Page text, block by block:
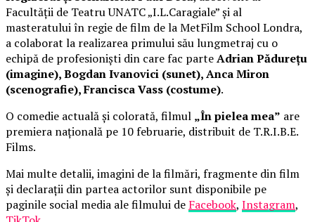
Facultății de Teatru UNATC „I.L.Caragiale” și al
masteratului în regie de film de la MetFilm School Londra,
a colaborat la realizarea primului său lungmetraj cu o
echipă de profesioniști din care fac parteAdrian Pădurețu
(imagine), Bogdan Ivanovici (sunet), Anca Miron
(scenografie), Francisca Vass (costume).
O comedie actuală și colorată, filmul „În pielea mea” are
premiera națională pe 10 februarie, distribuit de T.R.I.B.E.
Films.
Mai multe detalii, imagini de la filmări, fragmente din film
și declarații din partea actorilor sunt disponibile pe
paginile social media ale filmului de Facebook, Instagram,